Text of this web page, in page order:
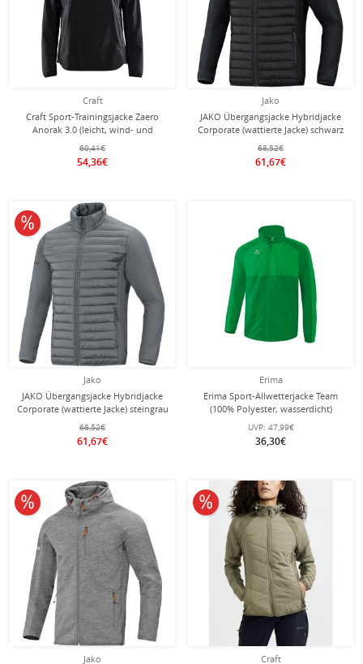
Craft
Craft Sport-Trainingsjacke Zaero
Anorak 3.0 (leicht, wind- und
wasserabweisend) schwarz Damen
60,41€
54,36€
Jako
JAKO Übergangsjacke Hybridjacke
Corporate (wattierte Jacke) schwarz
Herren
68,52€
61,67€
Jako
JAKO Übergangsjacke Hybridjacke
Corporate (wattierte Jacke) steingrau
Herren
68,52€
61,67€
10% reduziert
Erima
Erima Sport-Allwetterjacke Team
(100% Polyester, wasserdicht)
smaragdgrün Herren
UVP: 47,99€
36,30€
Jako
10% reduziert
Craft
10% reduziert